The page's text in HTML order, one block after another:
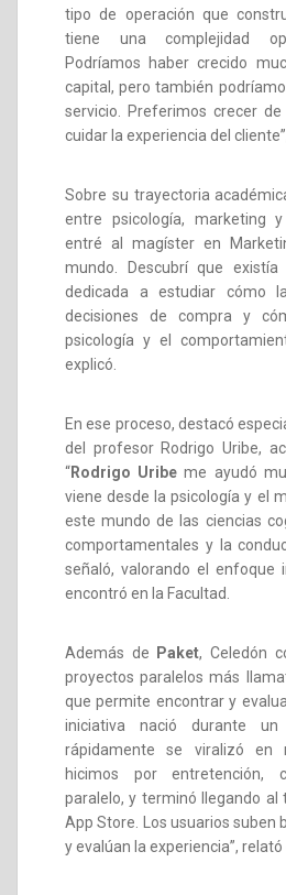
tipo de operación que
tiene una complejidad
Podríamos haber crecido
capital, pero también
servicio. Preferimos crecer
cuidar la experiencia del
Sobre su trayectoria
entre psicología, marketing y
entré al magíster en
mundo. Descubrí que
dedicada a estudiar cómo
decisiones de compra y
psicología y el
explicó.
En ese proceso, destacó
del profesor Rodrigo Uribe,
“Rodrigo Uribeme ayudó
viene desde la psicología y el
este mundo de las ciencias
comportamentales y la
señaló, valorando el enfoque
encontró en la Facultad.
Además de Paket, Celedón
proyectos paralelos más
que permite encontrar y
iniciativa nació durante
rápidamente se viralizó en
hicimos por entretención,
paralelo, y terminó llegando al
App Store. Los usuarios suben
y evalúan la experiencia”, relató